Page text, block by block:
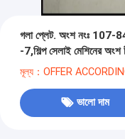
গলা প্লেট. অংশ নংঃ 107-
-7,শিল্প সেলাই মেশিনের অংশ
মূল্য：OFFER
ভালো দাম